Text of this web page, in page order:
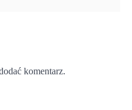
komentarz.